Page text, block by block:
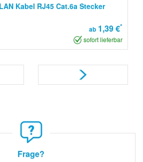
Kabel RJ45 Cat.6a Stecker
ab 1,39 €*
sofort lieferbar
Frage?